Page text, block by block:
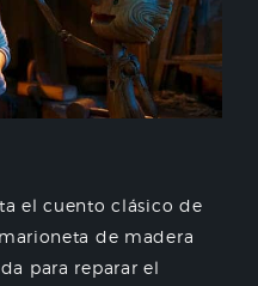
el cuento clásico de
de madera
para reparar el